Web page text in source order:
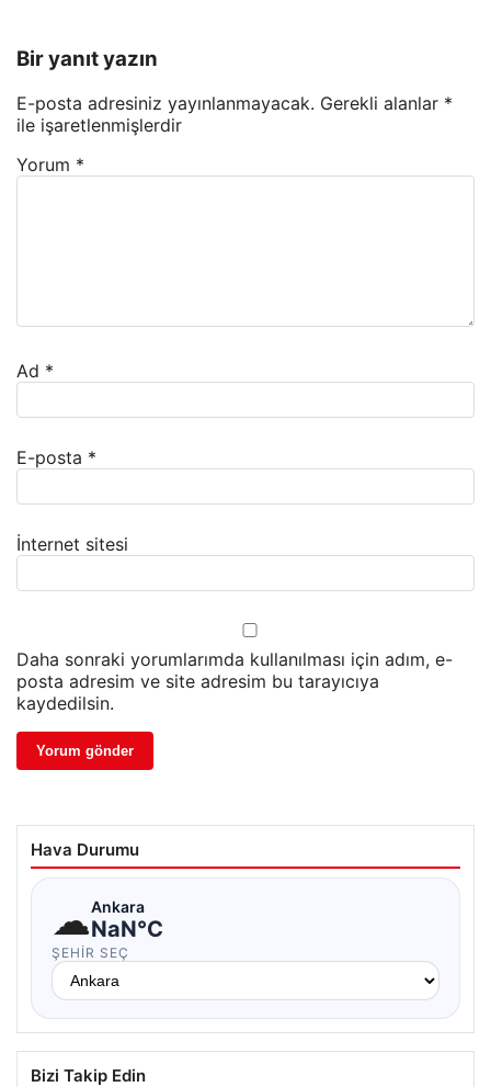
Bir yanıt yazın
E-posta adresiniz yayınlanmayacak. Gerekli alanlar *
ile işaretlenmişlerdir
Yorum *
Ad *
E-posta *
İnternet sitesi
Daha sonraki yorumlarımda kullanılması için adım, e-
posta adresim ve site adresim bu tarayıcıya
kaydedilsin.
Hava Durumu
☁Ankara
NaN°C
ŞEHIR SEÇ
Bizi Takip Edin